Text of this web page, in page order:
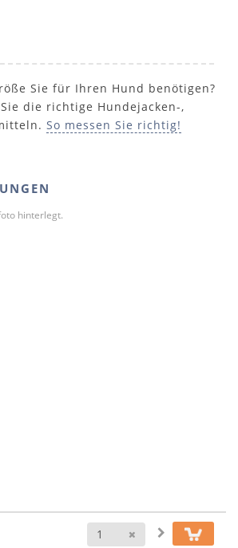
Sie für Ihren Hund benötigen?
die richtige Hundejacken-,
So messen Sie richtig!
hinterlegt.
Anzahl